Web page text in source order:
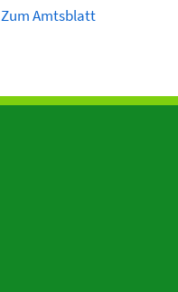
Zum Amtsblatt